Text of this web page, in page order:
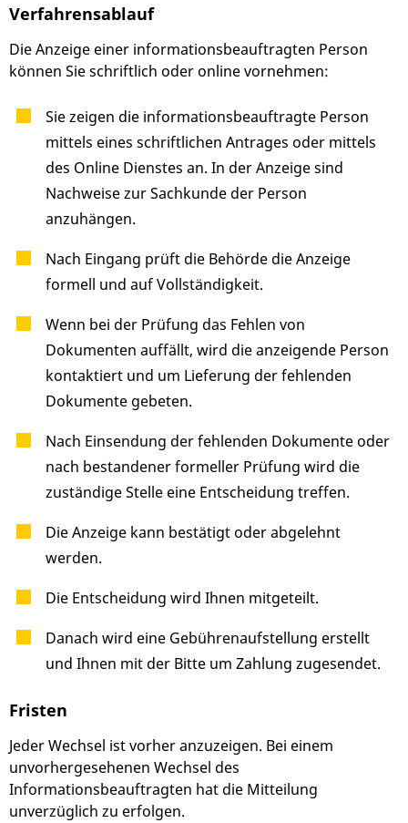
Verfahrensablauf
Die Anzeige einer informationsbeauftragten Person
können Sie schriftlich oder online vornehmen:
Sie zeigen die informationsbeauftragte Person
mittels eines schriftlichen Antrages oder mittels
des Online Dienstes an. In der Anzeige sind
Nachweise zur Sachkunde der Person
anzuhängen.
Nach Eingang prüft die Behörde die Anzeige
formell und auf Vollständigkeit.
Wenn bei der Prüfung das Fehlen von
Dokumenten auffällt, wird die anzeigende Person
kontaktiert und um Lieferung der fehlenden
Dokumente gebeten.
Nach Einsendung der fehlenden Dokumente oder
nach bestandener formeller Prüfung wird die
zuständige Stelle eine Entscheidung treffen.
Die Anzeige kann bestätigt oder abgelehnt
werden.
Die Entscheidung wird Ihnen mitgeteilt.
Danach wird eine Gebührenaufstellung erstellt
und Ihnen mit der Bitte um Zahlung zugesendet.
Fristen
Jeder Wechsel ist vorher anzuzeigen. Bei einem
unvorhergesehenen Wechsel des
Informationsbeauftragten hat die Mitteilung
unverzüglich zu erfolgen.